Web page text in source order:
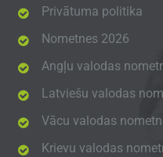
Privātuma politika
Nometnes 2026
Angļu valodas
Latviešu valodas
Vācu valodas
Krievu valodas